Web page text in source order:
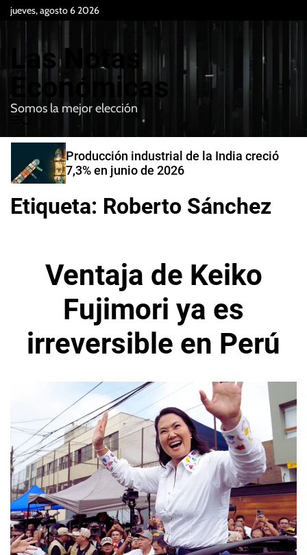
jueves, agosto 6 2026
Las Notas
Económicas
Somos la mejor elección
e
B
u
c
a
Producción industrial de la India creció
7,3% en junio de 2026
Etiqueta: Roberto Sánchez
Ventaja de Keiko
Fujimori ya es
irreversible en Perú